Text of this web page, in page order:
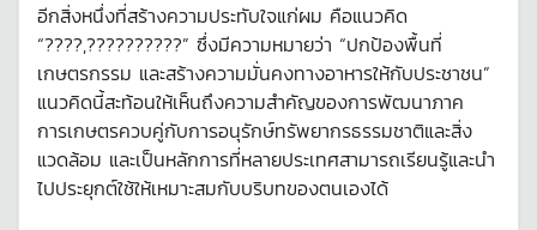
อีกสิ่งหนึ่งที่สร้างความประทับใจแก่ผม คือแนวคิด
“????,??????????” ซึ่งมีความหมายว่า “ปกป้องพื้นที่
เกษตรกรรม และสร้างความมั่นคงทางอาหารให้กับประชาชน”
แนวคิดนี้สะท้อนให้เห็นถึงความสำคัญของการพัฒนาภาค
การเกษตรควบคู่กับการอนุรักษ์ทรัพยากรธรรมชาติและสิ่ง
แวดล้อม และเป็นหลักการที่หลายประเทศสามารถเรียนรู้และนำ
ไปประยุกต์ใช้ให้เหมาะสมกับบริบทของตนเองได้